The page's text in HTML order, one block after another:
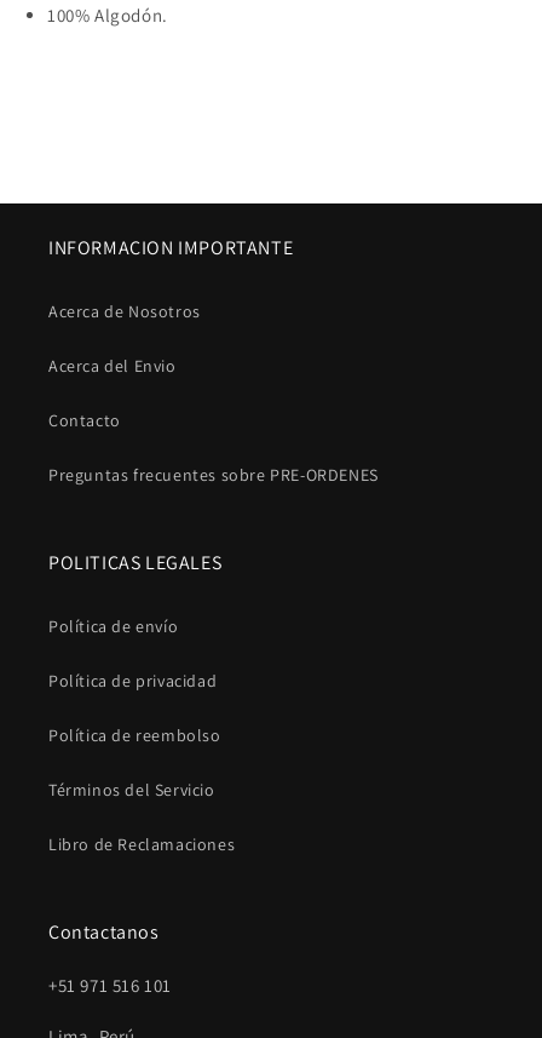
100% Algodón.
INFORMACION IMPORTANTE
Acerca de Nosotros
Acerca del Envio
Contacto
Preguntas frecuentes sobre PRE-ORDENES
POLITICAS LEGALES
Política de envío
Política de privacidad
Política de reembolso
Términos del Servicio
Libro de Reclamaciones
Contactanos
+51 971 516 101